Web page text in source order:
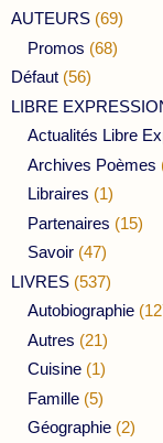
AUTEURS (69)
Promos (68)
Défaut (56)
LIBRE
Actualités Libre
Archives Poèmes
Libraires (1)
Partenaires (15)
Savoir (47)
LIVRES (537)
Autobiographie
Autres (21)
Cuisine (1)
Famille (5)
Géographie (2)